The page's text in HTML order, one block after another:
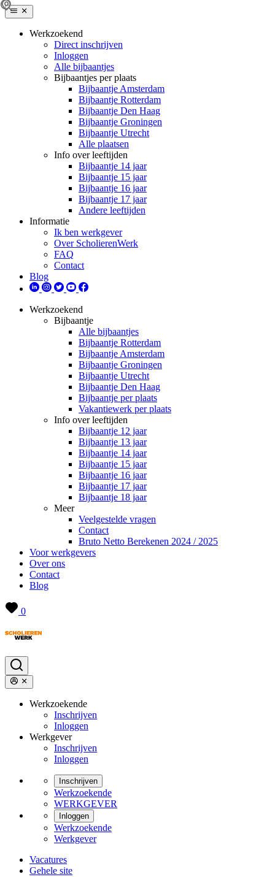
Werkzoekend
Direct inschrijven
Inloggen
Alle bijbaantjes
Bijbaantjes per plaats
Bijbaantje Amsterdam
Bijbaantje Rotterdam
Bijbaantje Den Haag
Bijbaantje Groningen
Bijbaantje Utrecht
Alle plaatsen
Info over leeftijden
Bijbaantje 14 jaar
Bijbaantje 15 jaar
Bijbaantje 16 jaar
Bijbaantje 17 jaar
Andere leeftijden
Informatie
Ik ben werkgever
Over ScholierenWerk
FAQ
Contact
Blog
Werkzoekend
Bijbaantje
Alle bijbaantjes
Bijbaantje Rotterdam
Bijbaantje Amsterdam
Bijbaantje Groningen
Bijbaantje Utrecht
Bijbaantje Den Haag
Bijbaantje per plaats
Vakantiewerk per plaats
Info over leeftijden
Bijbaantje 12 jaar
Bijbaantje 13 jaar
Bijbaantje 14 jaar
Bijbaantje 15 jaar
Bijbaantje 16 jaar
Bijbaantje 17 jaar
Bijbaantje 18 jaar
Meer
Veelgestelde vragen
Contact
Bruto Netto Berekenen 2024 / 2025
Voor werkgevers
Over ons
Contact
Blog
0
Werkzoekende
Inschrijven
Inloggen
Werkgever
Inschrijven
Inloggen
Inschrijven
Werkzoekende
WERKGEVER
Inloggen
Werkzoekende
Werkgever
Vacatures
Gehele site